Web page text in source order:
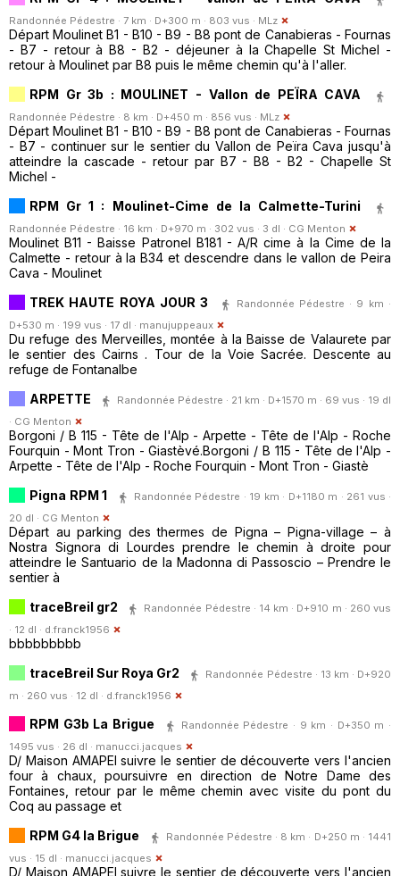
Randonnée Pédestre · 7 km · D+300 m · 803 vus · MLz
Départ Moulinet B1 - B10 - B9 - B8 pont de Canabieras - Fournas
- B7 - retour à B8 - B2 - déjeuner à la Chapelle St Michel -
retour à Moulinet par B8 puis le même chemin qu'à l'aller.
RPM Gr 3b : MOULINET - Vallon de PEÏRA CAVA
Randonnée Pédestre · 8 km · D+450 m · 856 vus · MLz
Départ Moulinet B1 - B10 - B9 - B8 pont de Canabieras - Fournas
- B7 - continuer sur le sentier du Vallon de Peïra Cava jusqu'à
atteindre la cascade - retour par B7 - B8 - B2 - Chapelle St
Michel -
RPM Gr 1 : Moulinet-Cime de la Calmette-Turini
Randonnée Pédestre · 16 km · D+970 m · 302 vus · 3 dl · CG Menton
Moulinet B11 - Baisse Patronel B181 - A/R cime à la Cime de la
Calmette - retour à la B34 et descendre dans le vallon de Peira
Cava - Moulinet
TREK HAUTE ROYA JOUR 3
Randonnée Pédestre · 9 km ·
D+530 m · 199 vus · 17 dl · manujuppeaux
Du refuge des Merveilles, montée à la Baisse de Valaurete par
le sentier des Cairns . Tour de la Voie Sacrée. Descente au
refuge de Fontanalbe
ARPETTE
Randonnée Pédestre · 21 km · D+1570 m · 69 vus · 19 dl
· CG Menton
Borgoni / B 115 - Tête de l'Alp - Arpette - Tête de l'Alp - Roche
Fourquin - Mont Tron - Giastèvé.Borgoni / B 115 - Tête de l'Alp -
Arpette - Tête de l'Alp - Roche Fourquin - Mont Tron - Giastè
Pigna RPM 1
Randonnée Pédestre · 19 km · D+1180 m · 261 vus ·
20 dl · CG Menton
Départ au parking des thermes de Pigna – Pigna-village – à
Nostra Signora di Lourdes prendre le chemin à droite pour
atteindre le Santuario de la Madonna di Passoscio – Prendre le
sentier à
traceBreil gr2
Randonnée Pédestre · 14 km · D+910 m · 260 vus
· 12 dl · d.franck1956
bbbbbbbbb
traceBreil Sur Roya Gr2
Randonnée Pédestre · 13 km · D+920
m · 260 vus · 12 dl · d.franck1956
RPM G3b La Brigue
Randonnée Pédestre · 9 km · D+350 m ·
1495 vus · 26 dl · manucci.jacques
D/ Maison AMAPEI suivre le sentier de découverte vers l'ancien
four à chaux, poursuivre en direction de Notre Dame des
Fontaines, retour par le même chemin avec visite du pont du
Coq au passage et
RPM G4 la Brigue
Randonnée Pédestre · 8 km · D+250 m · 1441
vus · 15 dl · manucci.jacques
D/ Maison AMAPEI suivre le sentier de découverte vers l'ancien